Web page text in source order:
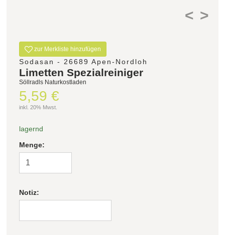
< >
zur Merkliste hinzufügen
Sodasan - 26689 Apen-Nordloh
Limetten Spezialreiniger
Söllradls Naturkostladen
5,59 €
inkl. 20% Mwst.
lagernd
Menge:
Notiz: